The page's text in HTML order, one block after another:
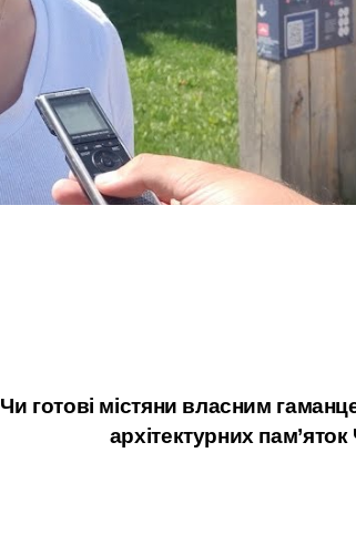
Чи готові містяни власним
архітектурних